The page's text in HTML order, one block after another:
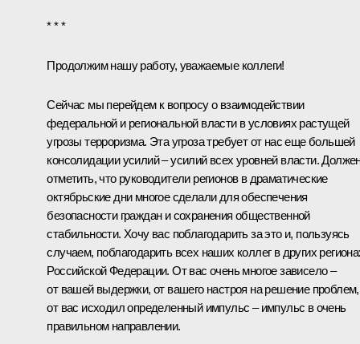
* * *
Продолжим нашу работу, уважаемые коллеги!
Сейчас мы перейдем к вопросу о взаимодействии
федеральной и региональной власти в условиях растущей
угрозы терроризма. Эта угроза требует от нас еще большей
консолидации усилий – усилий всех уровней власти.
отметить, что руководители регионов в драматические
октябрьские дни многое сделали для обеспечения
безопасности граждан и сохранения общественной
стабильности. Хочу вас поблагодарить за это и, пользуясь
случаем, поблагодарить всех наших коллег в других
Российской Федерации. От вас очень многое зависело –
от вашей выдержки, от вашего настроя на решение проблем,
от вас исходил определенный импульс – импульс в очень
правильном направлении.